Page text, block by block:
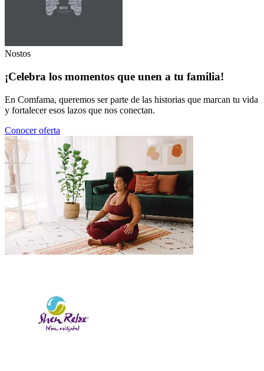
Nostos
¡Celebra los momentos que unen a tu familia!
En Comfama, queremos ser parte de las historias que marcan tu vida
y fortalecer esos lazos que nos conectan.
Conocer oferta